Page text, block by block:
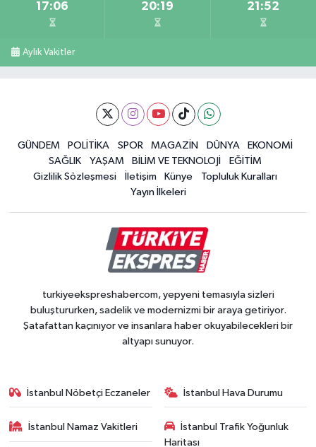
17:06 20:19 21:52
Aylık Vakitler
GÜNDEM POLİTİKA SPOR MAGAZİN DÜNYA
EKONOMİ
SAĞLIK
YAŞAM BİLİM VE TEKNOLOJİ
EĞİTİM
Gizlilik Sözleşmesi
İletişim Künye
Topluluk Kuralları
Yayın İlkeleri
turkiyeekspreshabercom, yepyeni temasıyla sizleri
buluştururken, sadelik ve modernizmi bir araya getiriyor.
Şatafattan kaçınıyor ve insanlara haber okuyabilecekleri bir
altyapı sunuyor.
İstanbul Nöbetçi Eczaneler İstanbul Hava Durumu
İstanbul Namaz Vakitleri
İstanbul Trafik Yoğunluk
Haritası